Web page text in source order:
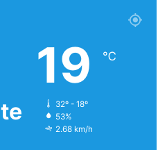
19 ℃
32º - 18º
53%
2.68 km/h